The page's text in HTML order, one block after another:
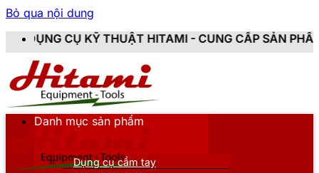
Bỏ qua nội dung
HITAMI - CUNG CẤP SẢN PHẨM CHÍNH HÃNG,
Danh mục sản phẩm
Dụng cụ cầm tay